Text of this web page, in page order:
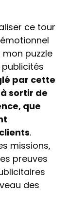
ce tour
puzzle
par cette
sortir de
que
.
missions,
preuves
des